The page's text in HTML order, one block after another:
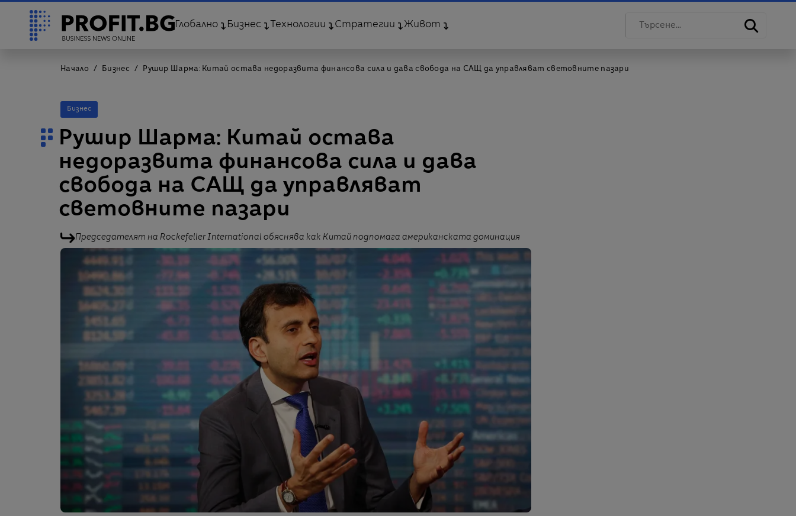
Глобално Бизнес Технологии Стратегии Живот
Начало Бизнес Рушир Шарма: Китай остава недоразвита финансова сила и дава свобода на САЩ да управляват световните пазари
Бизнес
Рушир Шарма: Китай остава
недоразвита финансова сила и дава
свобода на САЩ да управляват
световните пазари
Председателят на Rockefeller International обяснява как Китай подпомага американската доминация